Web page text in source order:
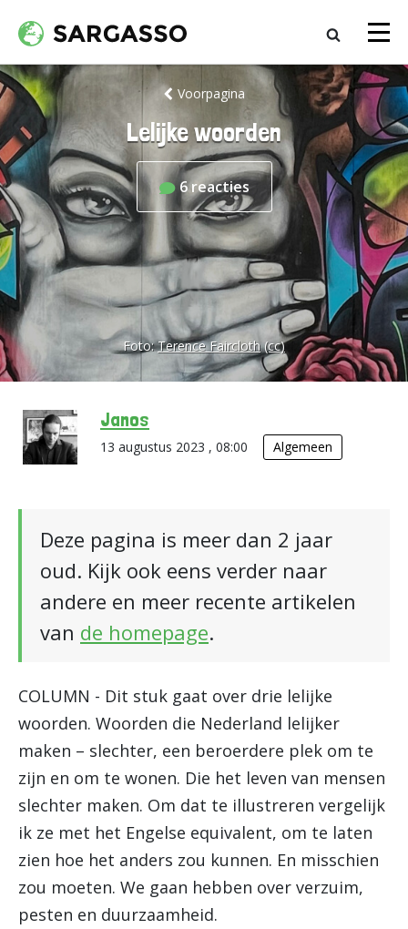
Voorpagina
Lelijke woorden
6reacties
Foto:Terence Faircloth (cc)
Janos
13 augustus 2023 , 08:00 Algemeen
Deze pagina is meer dan 2 jaar
oud. Kijk ook eens verder naar
andere en meer recente artikelen
van de homepage.
COLUMN - Dit stuk gaat over drie lelijke
woorden. Woorden die Nederland lelijker
maken – slechter, een beroerdere plek om te
zijn en om te wonen. Die het leven van mensen
slechter maken. Om dat te illustreren vergelijk
ik ze met het Engelse equivalent, om te laten
zien hoe het anders zou kunnen. En misschien
zou moeten. We gaan hebben over verzuim,
pesten en duurzaamheid.